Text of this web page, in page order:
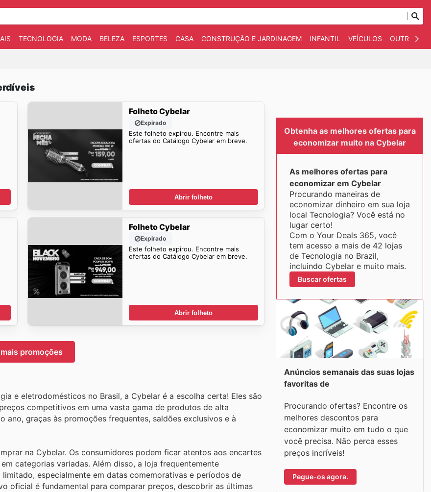
TECNOLOGIA MODA BELEZA ESPORTES CASA CONSTRUÇÃO E JARDINAGEM INFANTIL VEÍCULOS OUTROS
Folheto Cybelar
Expirado
Este folheto expirou. Encontre mais
ofertas do Catálogo Cybelar em breve.
Abrir folheto
Folheto Cybelar
Expirado
Este folheto expirou. Encontre mais
ofertas do Catálogo Cybelar em breve.
Abrir folheto
promoções
e eletrodomésticos no Brasil, a Cybelar é a escolha certa! Eles são
competitivos em uma vasta gama de produtos de alta
graças às promoções frequentes, saldões exclusivos e à
na Cybelar. Os consumidores podem ficar atentos aos encartes
categorias variadas. Além disso, a loja frequentemente
especialmente em datas comemorativas e períodos de
oficial é fundamental para comparar preços, descobrir as últimas
Obtenha as melhores ofertas para
economizar muito na Cybelar
As melhores ofertas para
economizar em Cybelar
Procurando maneiras de
economizar dinheiro em sua loja
local Tecnologia? Você está no
lugar certo!
Com o Your Deals 365, você
tem acesso a mais de 42 lojas
de Tecnologia no Brazil,
incluindo Cybelar e muito mais.
Buscar ofertas
Anúncios semanais das suas lojas
favoritas de
Procurando ofertas? Encontre os
melhores descontos para
economizar muito em tudo o que
você precisa. Não perca esses
preços incríveis!
Pegue-os agora.